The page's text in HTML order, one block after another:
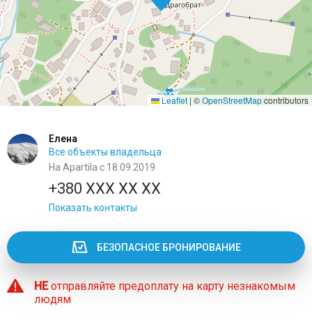
Leaflet | ©OpenStreetMapcontributors
Елена
Все объекты владельца
На Apartila с 18.09.2019
+380 XXX XX XX
Показать контакты
БЕЗОПАСНОЕ БРОНИРОВАНИЕ
НЕотправляйте предоплату на карту незнакомым
людям